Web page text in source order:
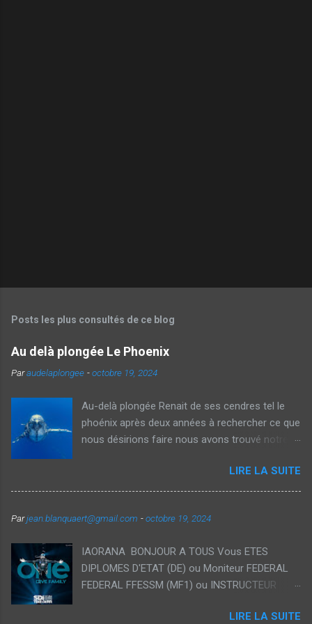
Posts les plus consultés de ce blog
Au delà plongée Le Phoenix
Paraudelaplongee -octobre 19, 2024
Au-delà plongée Renait de ses cendres tel le
phoénix après deux années à rechercher ce que
nous désirions faire nous avons trouvé notre
aujourd'hui des voyages thématiques sur la
plongée ainsi que des Formations
Notre souhait est de démocratiser la plongée
loisirs accessible pour tous et vous permettant
d'étendre vos plongées tant en durée qu'en
profondeur avec des interactions privilégiées
LIRE LA SUITE
Parjean.blanquaert@gmail.com -octobre 19, 2024
IAORANA BONJOUR A TOUS Vous ETES
DIPLOMES D'ETAT (DE) ou Moniteur FEDERAL
FEDERAL FFESSM (MF1) ou INSTRUCTEUR
rejoindre! Rejoignez la plus grande école Tech
LIRE LA SUITE